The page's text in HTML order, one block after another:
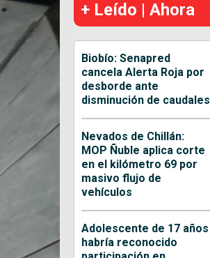
+ Leído | Ahora
Biobío: Senapred
cancela Alerta Roja por
desborde ante
disminución de caudales
Nevados de Chillán:
MOP Ñuble aplica corte
en el kilómetro 69 por
masivo flujo de
vehículos
Adolescente de 17 años
habría reconocido